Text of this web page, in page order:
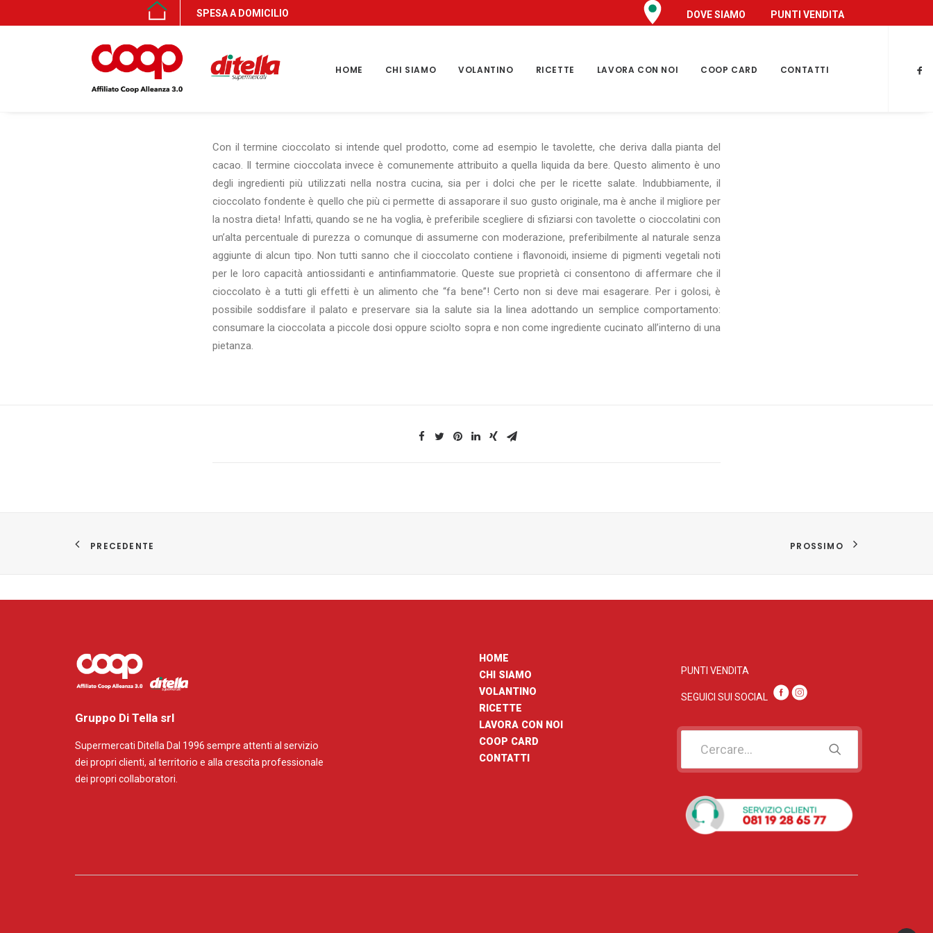
SPESA A DOMICILIO DOVE SIAMO PUNTI VENDITA
HOME CHI SIAMO VOLANTINO RICETTE LAVORA CON NOI COOP CARD CONTATTI
Con il termine cioccolato si intende quel prodotto, come ad esempio le tavolette, che deriva dalla pianta del
cacao. Il termine cioccolata invece è comunemente attribuito a quella liquida da bere. Questo alimento è uno
degli ingredienti più utilizzati nella nostra cucina, sia per i dolci che per le ricette salate. Indubbiamente, il
cioccolato fondente è quello che più ci permette di assaporare il suo gusto originale, ma è anche il migliore per
la nostra dieta! Infatti, quando se ne ha voglia, è preferibile scegliere di sfiziarsi con tavolette o cioccolatini con
un’alta percentuale di purezza o comunque di assumerne con moderazione, preferibilmente al naturale senza
aggiunte di alcun tipo. Non tutti sanno che il cioccolato contiene i flavonoidi, insieme di pigmenti vegetali noti
per le loro capacità antiossidanti e antinfiammatorie. Queste sue proprietà ci consentono di affermare che il
cioccolato è a tutti gli effetti è un alimento che “fa bene”! Certo non si deve mai esagerare. Per i golosi, è
possibile soddisfare il palato e preservare sia la salute sia la linea adottando un semplice comportamento:
consumare la cioccolata a piccole dosi oppure sciolto sopra e non come ingrediente cucinato all’interno di una
pietanza.
PRECEDENTE PROSSIMO
Gruppo Di Tella srl
Supermercati Ditella Dal 1996 sempre attenti al servizio
dei propri clienti, al territorio e alla crescita professionale
dei propri collaboratori.
HOME
CHI SIAMO
VOLANTINO
RICETTE
LAVORA CON NOI
COOP CARD
CONTATTI
PUNTI VENDITA
SEGUICI SUI SOCIAL